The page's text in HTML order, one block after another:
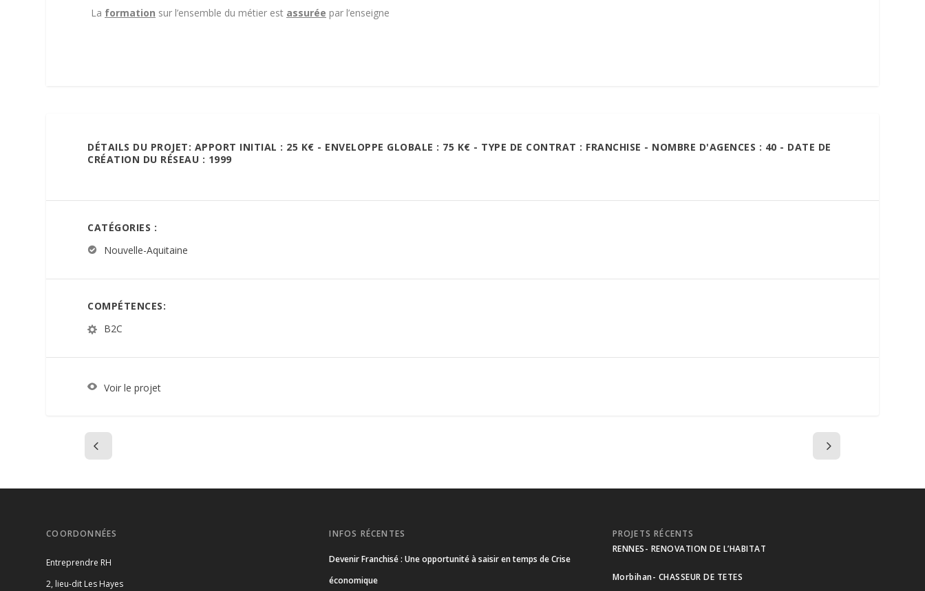
La formation sur l’ensemble du métier est assurée par l’enseigne
DÉTAILS DU PROJET: APPORT INITIAL : 25 K€ - ENVELOPPE GLOBALE : 75 K€ - TYPE DE CONTRAT : FRANCHISE - NOMBRE D'AGENCES : 40 - DATE DE
CRÉATION DU RÉSEAU : 1999
CATÉGORIES :
Nouvelle-Aquitaine
COMPÉTENCES:
B2C
Voir le projet
COORDONNÉES
Entreprendre RH
2, lieu-dit Les Hayes
INFOS RÉCENTES
Devenir Franchisé : Une opportunité à saisir en temps de Crise
économique
PROJETS RÉCENTS
RENNES- RENOVATION DE L’HABITAT
Morbihan- CHASSEUR DE TETES